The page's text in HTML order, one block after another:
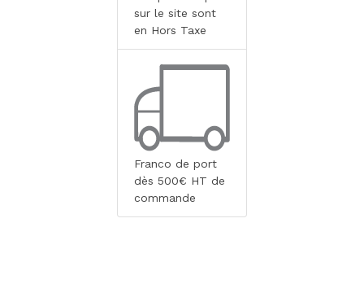
sur le site sont
en Hors Taxe
Franco de port
dès 500€ HT de
commande